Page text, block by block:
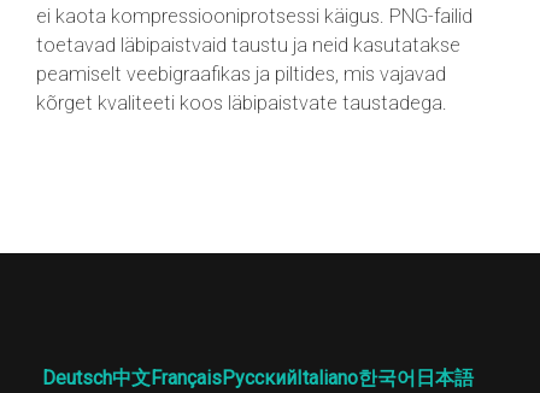
ei kaota kompressiooniprotsessi käigus. PNG-failid
toetavad läbipaistvaid taustu ja neid kasutatakse
peamiselt veebigraafikas ja piltides, mis vajavad
kõrget kvaliteeti koos läbipaistvate taustadega.
Deutsch中文FrançaisРусскийItaliano한국어 日本語